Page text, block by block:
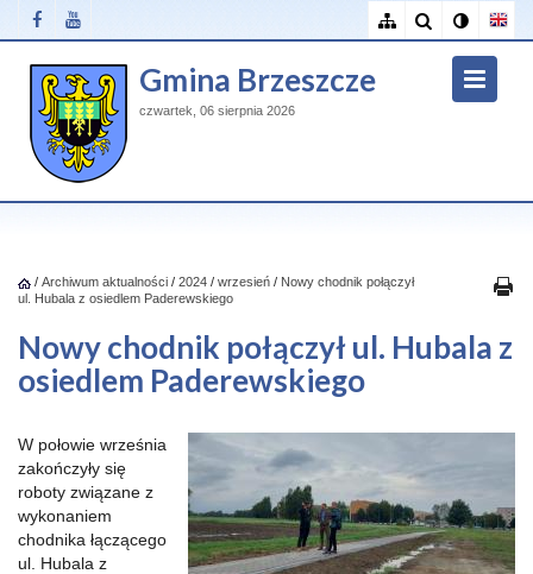
Gmina Brzeszcze
czwartek, 06 sierpnia 2026
/ Archiwum aktualności / 2024 / wrzesień / Nowy chodnik połączył
ul. Hubala z osiedlem Paderewskiego
Nowy chodnik połączył ul. Hubala z
osiedlem Paderewskiego
W połowie września
zakończyły się
roboty związane z
wykonaniem
chodnika łączącego
ul. Hubala z